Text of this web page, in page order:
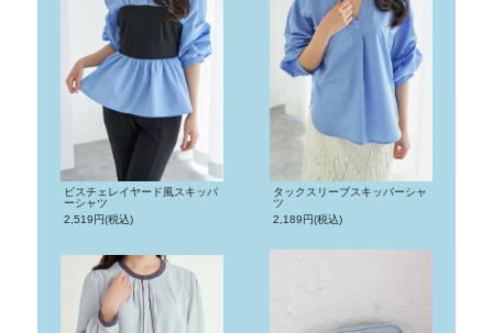
ビスチェレイヤード風スキッパ
ーシャツ
2,519円(税込)
タックスリーブスキッパーシャ
ツ
2,189円(税込)